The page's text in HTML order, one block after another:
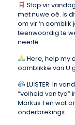
Stap vir
met nuwe oë. Is
om vir ‘n oomblik
teenwoordig te
neerlê.
Here, help my
oomblikke van U
LUISTER: In
“volheid van tyd”
Markus 1 en wat
onderbrekings.